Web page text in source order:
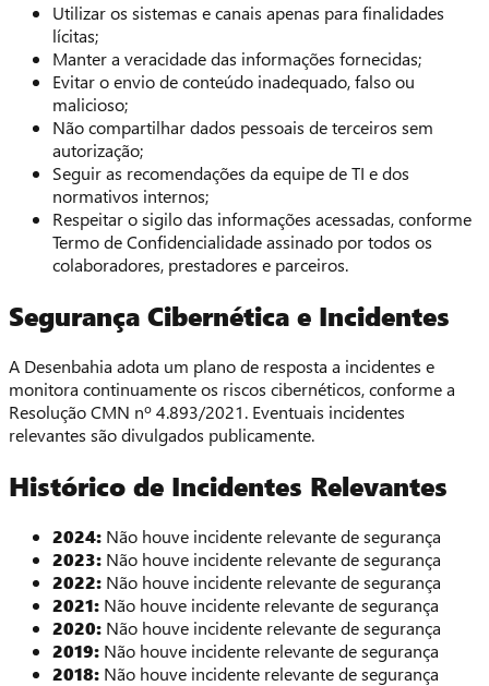
Utilizar os sistemas e canais apenas para finalidades
lícitas;
Manter a veracidade das informações fornecidas;
Evitar o envio de conteúdo inadequado, falso ou
malicioso;
Não compartilhar dados pessoais de terceiros sem
autorização;
Seguir as recomendações da equipe de TI e dos
normativos internos;
Respeitar o sigilo das informações acessadas, conforme
Termo de Confidencialidade assinado por todos os
colaboradores, prestadores e parceiros.
Segurança Cibernética e Incidentes
A Desenbahia adota um plano de resposta a incidentes e
monitora continuamente os riscos cibernéticos, conforme a
Resolução CMN nº 4.893/2021. Eventuais incidentes
relevantes são divulgados publicamente.
Histórico de Incidentes Relevantes
2024: Não houve incidente relevante de segurança
2023: Não houve incidente relevante de segurança
2022: Não houve incidente relevante de segurança
2021: Não houve incidente relevante de segurança
2020: Não houve incidente relevante de segurança
2019: Não houve incidente relevante de segurança
2018: Não houve incidente relevante de segurança